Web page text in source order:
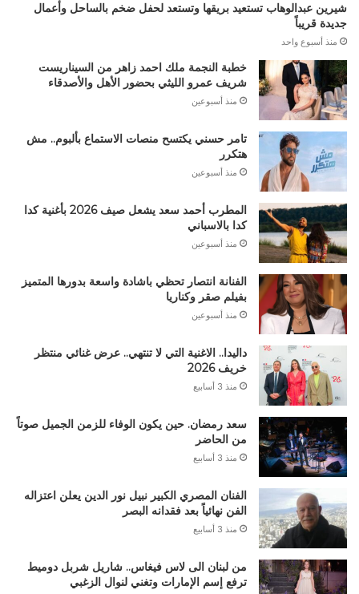
شيرين عبدالوهاب تستعيد بريقها وتستعد لحفل ضخم بالساحل وأعمال
جديدة قريباً
منذ أسبوع واحد
خطبة النجمة ملك احمد زاهر من السيناريست
شريف عمرو الليثي بحضور الأهل والأصدقاء
منذ أسبوعين
تامر حسني يكتسح منصات الاستماع بألبوم.. مش
هتكرر
منذ أسبوعين
المطرب أحمد سعد يشعل صيف 2026 بأغنية كدا
كدا بالاسباني
منذ أسبوعين
الفنانة انتصار تحظي باشادة واسعة بدورها المتميز
بفيلم صقر وكناريا
منذ أسبوعين
داليدا.. الاغنية التي لا تنتهي.. عرض غنائي منتظر
خريف 2026
منذ 3 أسابيع
سعد رمضان. حين يكون الوفاء للزمن الجميل صوتاً
من الحاضر
منذ 3 أسابيع
الفنان المصري الكبير نبيل نور الدين يعلن اعتزاله
الفن نهائياً بعد فقدانه البصر
منذ 3 أسابيع
من لبنان الى لاس فيغاس.. شاريل شربل دوميط
ترفع إسم الإمارات وتغني لنوال الزغبي